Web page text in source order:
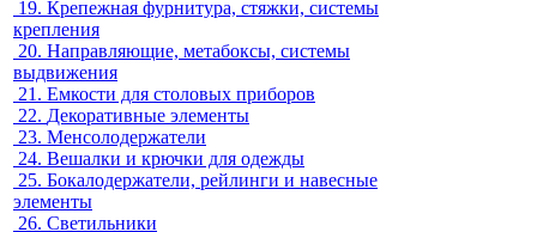
19. Крепежная фурнитура, стяжки, системы
крепления
20. Направляющие, метабоксы, системы
выдвижения
21. Емкости для столовых приборов
22. Декоративные элементы
23. Менсолодержатели
24. Вешалки и крючки для одежды
25. Бокалодержатели, рейлинги и навесные
элементы
26. Светильники